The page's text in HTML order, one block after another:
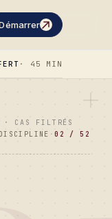
· 45 MIN
CAS FILTRÉS
DISCIPLINE ·02 / 52